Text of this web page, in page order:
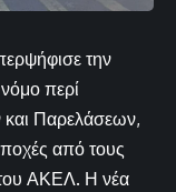
την
περί
Παρελάσεων,
από τους
ΑΚΕΛ. Η νέα